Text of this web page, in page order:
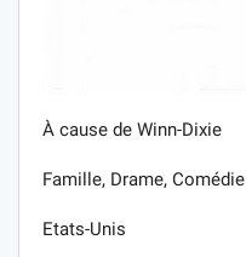
À cause de Winn-Dixie
Famille, Drame, Comédie
Etats-Unis